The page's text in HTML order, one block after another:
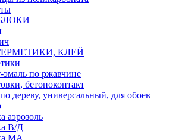
КЛЕЙ
эмаль по ржавчине
бетоноконтакт
дереву, универсальный, для обоев
аэрозоль
В/Д
МА